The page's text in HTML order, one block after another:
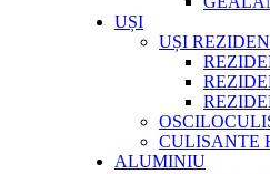
UȘI
UȘI
CULISANTE
ALUMINIU